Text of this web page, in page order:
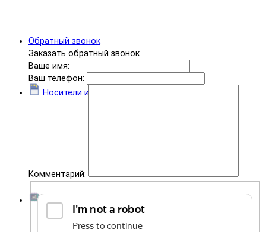
Обратный звонок
Заказать обратный звонок
Ваше имя:
Ваш телефон:
Комментарий:
Носители информации
Комплектующие